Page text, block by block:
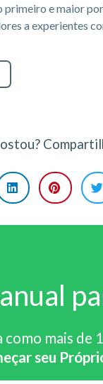
primeiro e maior
a experientes
como mais de
seu